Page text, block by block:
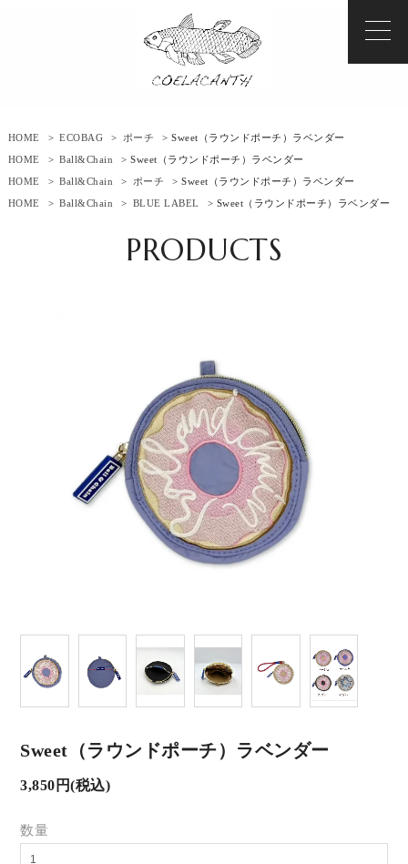
HOME > ECOBAG > ポーチ
> Sweet（ラウンドポーチ）ラベンダー
HOME
> Ball&Chain
> Sweet（ラウンドポーチ）ラベンダー
HOME
> Ball&Chain > ポーチ
> Sweet（ラウンドポーチ）ラベンダー
HOME
> Ball&Chain > BLUE LABEL > Sweet（ラウンドポーチ）ラベンダー
PRODUCTS
Sweet（ラウンドポーチ）ラベンダー
3,850円(税込)
数量